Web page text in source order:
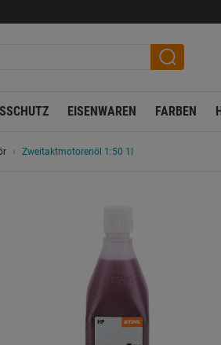
EISENWAREN FARBEN
Zweitaktmotorenöl 1:50 1l